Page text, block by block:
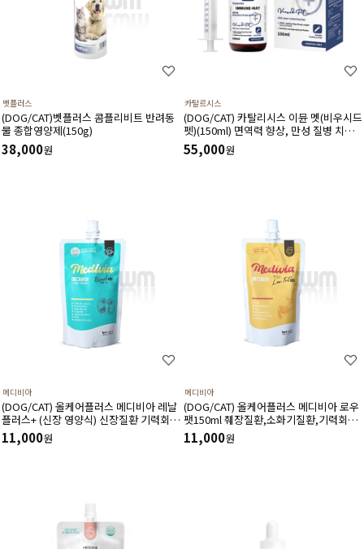
벳플러스
(DOG/CAT)벳플러스 콤플리비트 반려동
물 종합영양제(150g)
38,000원
카탈르시스
(DOG/CAT) 카탈리시스 이뮨 멧(비우시드
펫)(150ml) 면역력 향상, 만성 질병 치료,
간 건강, 수술 후 회복 촉진, 산화스트레스
해소에 도움
55,000원
메디비아
(DOG/CAT) 올케어플러스 메디비아 레날
플러스+ (신장 영양식) 신장질환 기력회복
균형영양식 150ml
11,000원
메디비아
(DOG/CAT) 올케어플러스 메디비아 로우
팻150ml 췌장질환,소화기질환,기력회복
균형영양식
11,000원